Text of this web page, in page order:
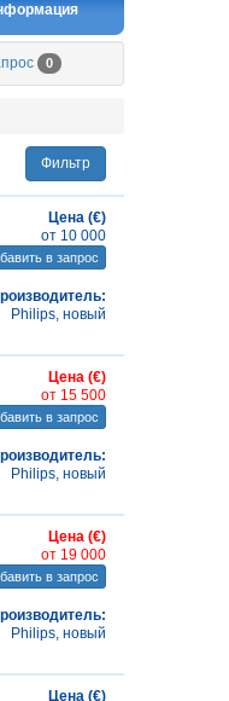
0
Фильтр
Цена (€)
от 10 000
в запрос
Philips, новый
Цена (€)
от 15 500
в запрос
Philips, новый
Цена (€)
от 19 000
в запрос
Philips, новый
Цена (€)